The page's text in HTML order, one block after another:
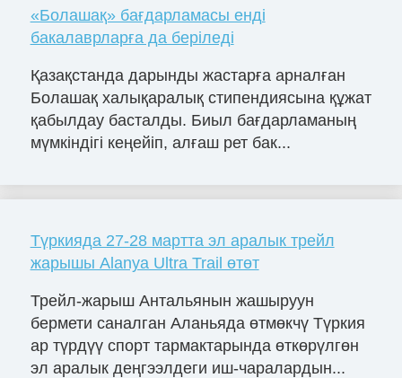
«Болашақ» бағдарламасы енді
бакалаврларға да беріледі
Қазақстанда дарынды жастарға арналған
Болашақ халықаралық стипендиясына құжат
қабылдау басталды. Биыл бағдарламаның
мүмкіндігі кеңейіп, алғаш рет бак...
Түркияда 27-28 мартта эл аралык трейл
жарышы Alanya Ultra Trail өтөт
Трейл-жарыш Антальянын жашыруун
бермети саналган Аланьяда өтмөкчү Түркия
ар түрдүү спорт тармактарында өткөрүлгөн
эл аралык деңгээлдеги иш-чаралардын...